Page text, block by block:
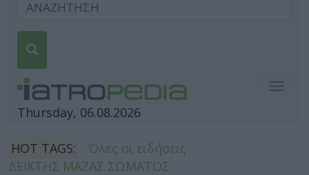
Thursday, 06.08.2026
HOT TAGS:
Όλες οι ειδήσεις
ΔΕΙΚΤΗΣ ΜΑΖΑΣ ΣΩΜΑΤΟΣ